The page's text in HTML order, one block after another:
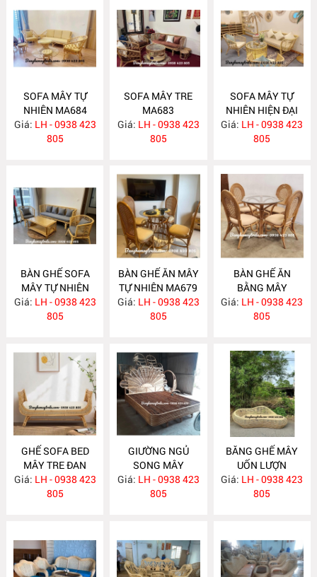
SOFA MÂY TỰ
NHIÊN MA684
Giá: LH - 0938 423
805
SOFA MÂY TRE
MA683
Giá: LH - 0938 423
805
SOFA MÂY TỰ
NHIÊN HIỆN ĐẠI
MA682
Giá: LH - 0938 423
805
BÀN GHẾ SOFA
MÂY TỰ NHIÊN
MA681
Giá: LH - 0938 423
805
BÀN GHẾ ĂN MÂY
TỰ NHIÊN MA679
Giá: LH - 0938 423
805
BÀN GHẾ ĂN
BẰNG MÂY
MA678
Giá: LH - 0938 423
805
GHẾ SOFA BED
MÂY TRE ĐAN
MA671
Giá: LH - 0938 423
805
GIƯỜNG NGỦ
SONG MÂY
MA670
Giá: LH - 0938 423
805
BĂNG GHẾ MÂY
UỐN LƯỢN
MA667
Giá: LH - 0938 423
805